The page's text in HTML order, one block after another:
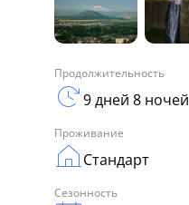
Продолжительность
9 дней 8 ночей
Проживание
Стандарт
Сезонность